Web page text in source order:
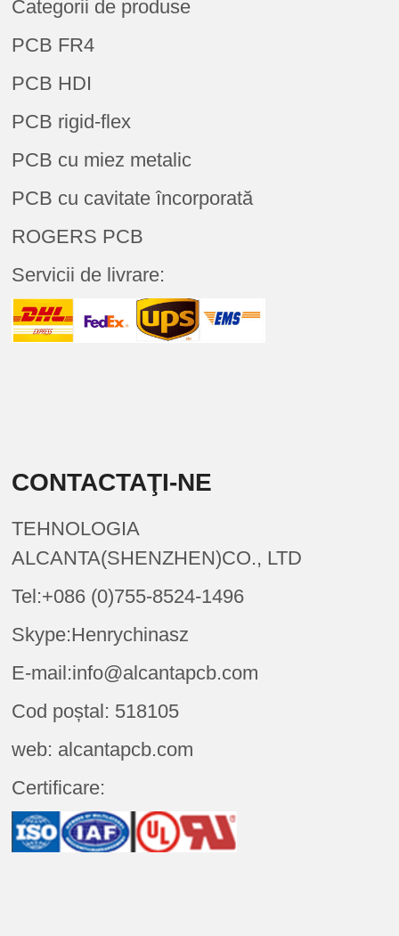
Categorii de produse
PCB FR4
PCB HDI
PCB rigid-flex
PCB cu miez metalic
PCB cu cavitate încorporată
ROGERS PCB
Servicii de livrare:
CONTACTAŢI-NE
TEHNOLOGIA
ALCANTA(SHENZHEN)CO., LTD
Tel:+086 (0)755-8524-1496
Skype:Henrychinasz
E-mail:info@alcantapcb.com
Cod poștal: 518105
web: alcantapcb.com
Certificare: